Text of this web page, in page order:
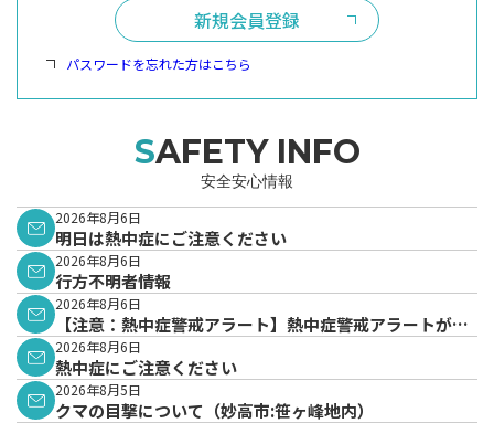
新規会員登録
パスワードを忘れた方はこちら
SAFETY INFO
安全安心情報
2026年8月6日
明日は熱中症にご注意ください
2026年8月6日
行方不明者情報
2026年8月6日
【注意：熱中症警戒アラート】熱中症警戒アラートが発
表されています。
2026年8月6日
熱中症にご注意ください
2026年8月5日
クマの目撃について（妙高市:笹ヶ峰地内）